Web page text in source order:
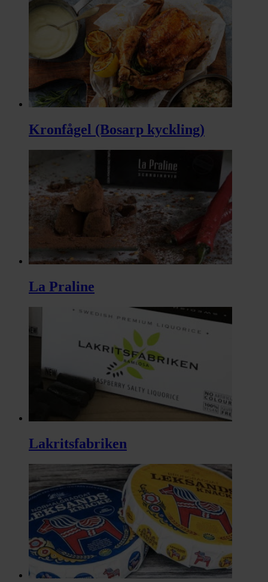
Kronfågel (Bosarp kyckling)
La Praline
Lakritsfabriken